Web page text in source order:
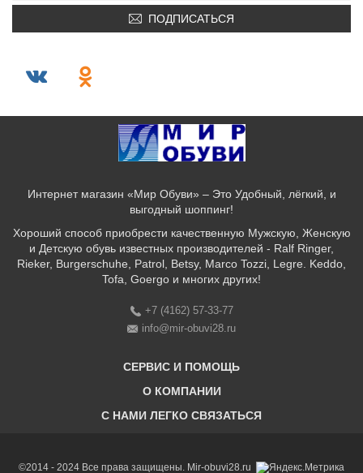
ПОДПИСАТЬСЯ
Интернет магазин «Мир Обуви» – Это Удобный, лёгкий, и
выгодный шоппинг!
Хороший способ приобрести качественную Мужскую, Женскую
и Детскую обувь известных производителей - Ralf Ringer,
Rieker, Burgerschuhe, Patrol, Betsy, Marco Tozzi, Legre. Keddo,
Tofa, Goergo и многих других!
+7 (4162) 57-33-77
info@mir-obuvi28.ru
СЕРВИС И ПОМОЩЬ
Бонусная программа
О КОМПАНИИ
C НАМИ ЛЕГКО СВЯЗАТЬСЯ
©2014 - 2024 Все права защищены. Mir-obuvi28.ru